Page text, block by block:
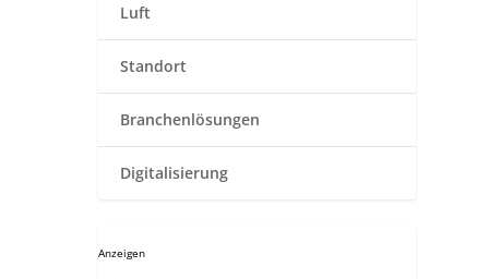
Luft
Standort
Branchenlösungen
Digitalisierung
Anzeigen